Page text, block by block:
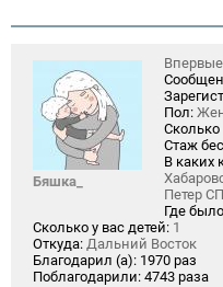
Бяшка_
Пол:
Стаж
В каких
Петер
Где
Сколько у вас детей: 1
Откуда: Дальний Восток
Благодарил (а): 1970 раз
Поблагодарили: 4743 раза